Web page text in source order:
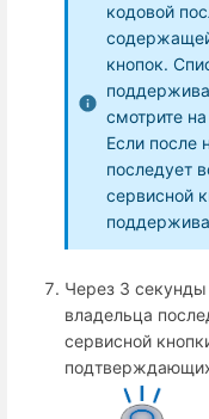
кодовой
кнопок.
смотрите
Если после
последует
сервисной
Через 3 секунды
владельца
сервисной